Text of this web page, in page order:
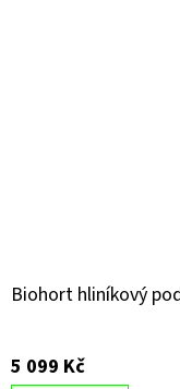
Biohort hliníkový
5 099 Kč